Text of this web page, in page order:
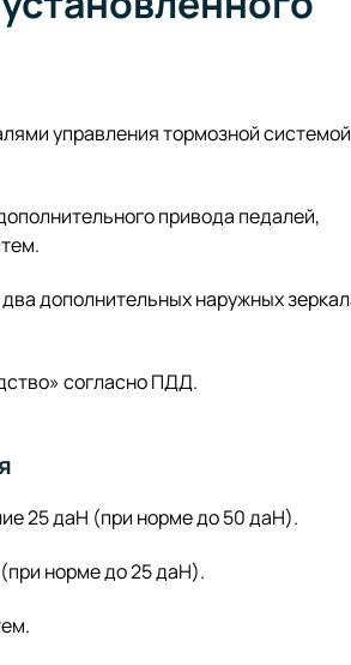
управления тормозной
привода педалей,
дополнительных наружных
согласно ПДД.
25 даН (при норме до 50 даН).
норме до 25 даН).